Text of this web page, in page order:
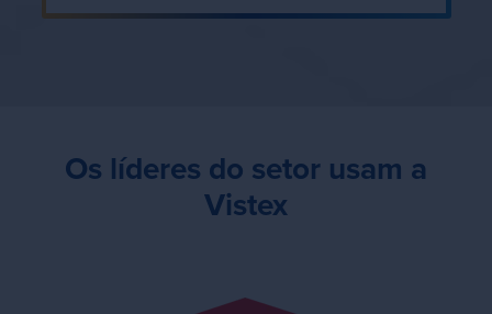
Os líderes do setor usam a
Vistex